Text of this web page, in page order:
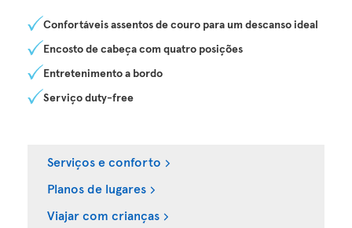
Confortáveis assentos de couro para um descanso ideal
Encosto de cabeça com quatro posições
Entretenimento a bordo
Serviço duty-free
Serviços e conforto
Planos de lugares
Viajar com crianças